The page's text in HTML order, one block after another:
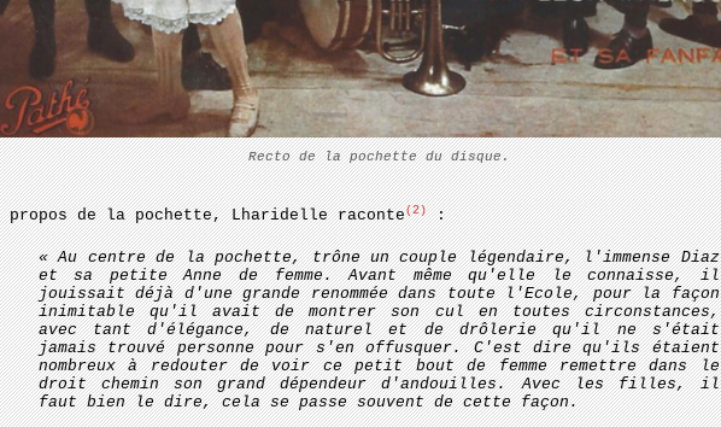
Recto de la pochette du disque.
propos de la pochette, Lharidelle raconte(2):
« Au centre de la pochette, trône un couple légendaire, l'immense Diaz
et sa petite Anne de femme. Avant même qu'elle le connaisse, il
jouissait déjà d'une grande renommée dans toute l'Ecole, pour la façon
inimitable qu'il avait de montrer son cul en toutes circonstances,
avec tant d'élégance, de naturel et de drôlerie qu'il ne s'était
jamais trouvé personne pour s'en offusquer. C'est dire qu'ils étaient
nombreux à redouter de voir ce petit bout de femme remettre dans le
droit chemin son grand dépendeur d'andouilles. Avec les filles, il
faut bien le dire, cela se passe souvent de cette façon.